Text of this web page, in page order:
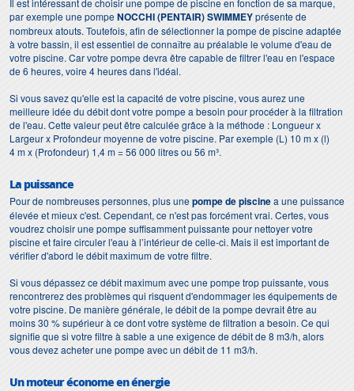
Il est intéressant de choisir une pompe de piscine en fonction de sa marque,
par exemple une pompeNOCCHI (PENTAIR) SWIMMEYprésente de
nombreux atouts. Toutefois, afin de sélectionner la pompe de piscine adaptée
à votre bassin, il est essentiel de connaître au préalable le volume d'eau de
votre piscine. Car votre pompe devra être capable de filtrer l'eau en l'espace
de 6 heures, voire 4 heures dans l'idéal.
Si vous savez qu'elle est la capacité de votre piscine, vous aurez une
meilleure idée du débit dont votre pompe a besoin pour procéder à la filtration
de l'eau. Cette valeur peut être calculée grâce à la méthode : Longueur x
Largeur x Profondeur moyenne de votre piscine. Par exemple (L) 10 m x (l)
4 m x (Profondeur) 1,4 m = 56 000 litres ou 56 m³.
La puissance
Pour de nombreuses personnes, plus unepompe de piscinea une puissance
élevée et mieux c'est. Cependant, ce n'est pas forcément vrai. Certes, vous
voudrez choisir une pompe suffisamment puissante pour nettoyer votre
piscine et faire circuler l'eau à l’intérieur de celle-ci. Mais il est important de
vérifier d'abord le débit maximum de votre filtre.
Si vous dépassez ce débit maximum avec une pompe trop puissante, vous
rencontrerez des problèmes qui risquent d'endommager les équipements de
votre piscine. De manière générale, le débit de la pompe devrait être au
moins 30 % supérieur à ce dont votre système de filtration a besoin. Ce qui
signifie que si votre filtre à sable a une exigence de débit de 8 m3/h, alors
vous devez acheter une pompe avec un débit de 11 m3/h.
Un moteur économe en énergie